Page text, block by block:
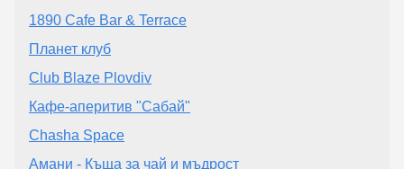
1890 Cafe Bar & Terrace
Планет клуб
Club Blaze Plovdiv
Кафе-аперитив "Сабай"
Chasha Space
Амани - Къща за чай и мъдрост